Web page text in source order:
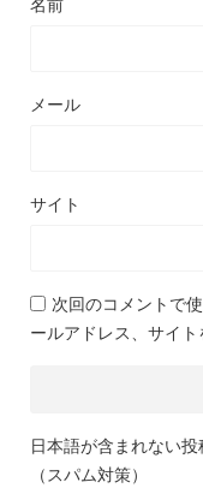
名前
メール
サイト
次回のコメントで
ールアドレス、サイト
日本語が含まれない
（スパム対策）